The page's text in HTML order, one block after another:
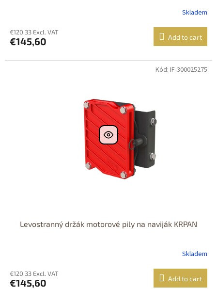
Skladem
€120,33 Excl. VAT
€145,60 Add to cart
Levostranný držák motorové pily na naviják KRPAN
Skladem
€120,33 Excl. VAT
€145,60 Add to cart
Kód: IF-300025275